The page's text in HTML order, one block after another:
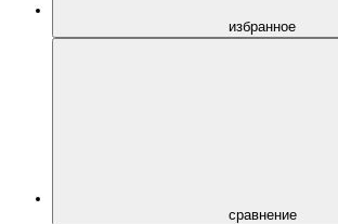
избранное
сравнение